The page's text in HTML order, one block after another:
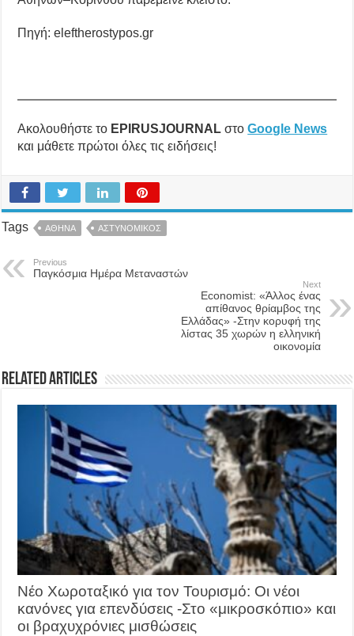
Πηγή: eleftherostypos.gr
Ακολουθήστε το EPIRUSJOURNAL στοGoogle News
και μάθετε πρώτοι όλες τις ειδήσεις!
Tags ΑΘΗΝΑ ΑΣΤΥΝΟΜΙΚΟΣ
Previous
Παγκόσμια Ημέρα Μεταναστών
Next
Economist: «Άλλος ένας
απίθανος θρίαμβος της
Ελλάδας» -Στην κορυφή της
λίστας 35 χωρών η ελληνική
οικονομία
Related Articles
Νέο Χωροταξικό για τον Τουρισμό: Οι νέοι
κανόνες για επενδύσεις -Στο «μικροσκόπιο» και
οι βραχυχρόνιες μισθώσεις